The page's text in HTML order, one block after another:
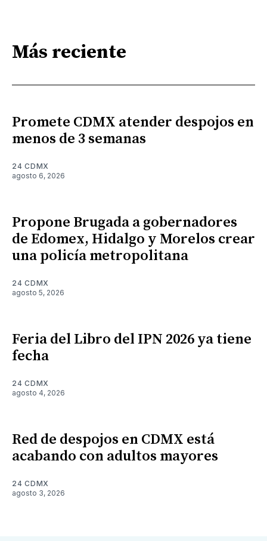
Más reciente
Promete CDMX atender despojos en
menos de 3 semanas
24 CDMX
agosto 6, 2026
Propone Brugada a gobernadores
de Edomex, Hidalgo y Morelos crear
una policía metropolitana
24 CDMX
agosto 5, 2026
Feria del Libro del IPN 2026 ya tiene
fecha
24 CDMX
agosto 4, 2026
Red de despojos en CDMX está
acabando con adultos mayores
24 CDMX
agosto 3, 2026